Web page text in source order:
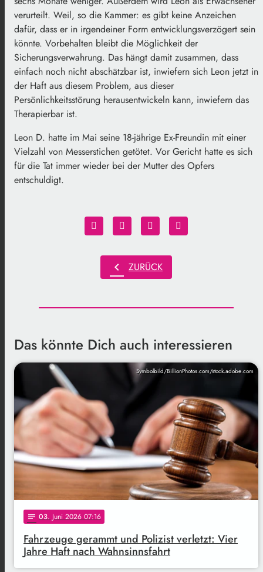
verurteilt. Weil, so die Kammer: es gibt keine Anzeichen
dafür, dass er in irgendeiner Form entwicklungsverzögert sein
könnte. Vorbehalten bleibt die Möglichkeit der
Sicherungsverwahrung. Das hängt damit zusammen, dass
einfach noch nicht abschätzbar ist, inwiefern sich Leon jetzt in
der Haft aus diesem Problem, aus dieser
Persönlichkeitsstörung herausentwickeln kann, inwiefern das
Therapierbar ist.
Leon D. hatte im Mai seine 18-jährige Ex-Freundin mit einer
Vielzahl von Messerstichen getötet. Vor Gericht hatte es sich
für die Tat immer wieder bei der Mutter des Opfers
entschuldigt.
chevron_left ZURÜCK
Das könnte Dich auch interessieren
Symbolbild/BillionPhotos.com/stock.adobe.com
notes 03. Juni 2026 07:16
Fahrzeuge gerammt und Polizist verletzt: Vier
Jahre Haft nach Wahnsinnsfahrt